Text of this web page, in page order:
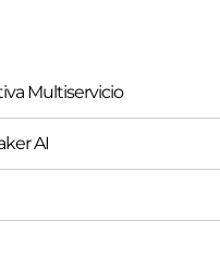
Multiservicio
AI